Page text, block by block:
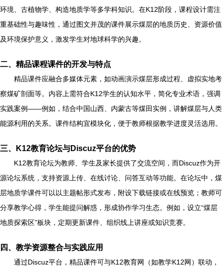
环境、古植物学、构造地质学等多学科知识。在K12阶段，课程设计需注
重基础性与趣味性，通过图文并茂的课件展示煤层的地质历史、资源价值
及环境保护意义，激发学生对地球科学的兴趣。
二、精品课程课件的开发与特点
精品课件应融合多媒体元素，如动画演示煤层形成过程、虚拟实地考
察煤矿剖面等。内容上需符合K12学生的认知水平，简化专业术语，强调
实践案例——例如，结合中国山西、内蒙古等煤田实例，讲解煤层与人类
能源利用的关系。课件结构宜模块化，便于教师根据教学进度灵活选用。
三、K12教育论坛与Discuz平台的优势
K12教育论坛为教师、学生及家长提供了交流空间，而Discuz作为开
源论坛系统，支持资源上传、在线讨论、问答互动等功能。在论坛中，煤
层地质学课件可以以主题帖形式发布，附设下载链接或在线预览；教师可
分享教学心得，学生能提问解惑，形成协作学习生态。例如，设立“煤层
地质探索区”板块，定期更新课件、组织线上讲座或知识竞赛。
四、教学资源整合与实践应用
通过Discuz平台，精品课件可与K12教育网（如教学K12网）联动，